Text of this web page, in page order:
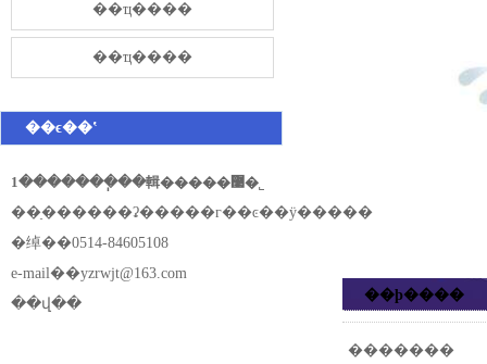
��ҵ����
��ҵ����
��ϵ��ʽ
1�������ֽ��輯�����޹�˾
��ַ������ʡ�����г��ͼ��ÿ�����
�绰��0514-84605108
e-mail��yzrwjt@163.com
��վ��
��ϸ����
�������